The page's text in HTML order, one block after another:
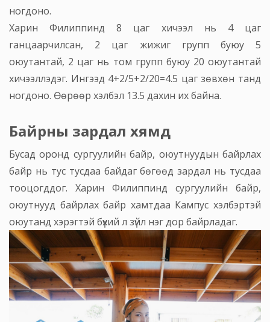
ногдоно.
Харин Филиппинд 8 цаг хичээл нь 4 цаг
ганцаарчилсан, 2 цаг жижиг групп буюу 5
оюутантай, 2 цаг нь том групп буюу 20 оюутантай
хичээллэдэг. Ингээд 4+2/5+2/20=4.5 цаг зөвхөн танд
ногдоно. Өөрөөр хэлбэл 13.5 дахин их байна.
Байрны зардал хямд
Бусад оронд сургуулийн байр, оюутнуудын байрлах
байр нь тус тусдаа байдаг бөгөөд зардал нь тусдаа
тооцогддог. Харин Филиппинд сургуулийн байр,
оюутнууд байрлах байр хамтдаа Кампус хэлбэртэй
оюутанд хэрэгтэй бүхий л зүйл нэг дор байрладаг.